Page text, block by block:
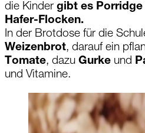
die Kinder gibt es Porridge
Hafer-Flocken.
In der Brotdose für die
Weizenbrot, darauf ein
Tomate, dazu Gurke und
und Vitamine.